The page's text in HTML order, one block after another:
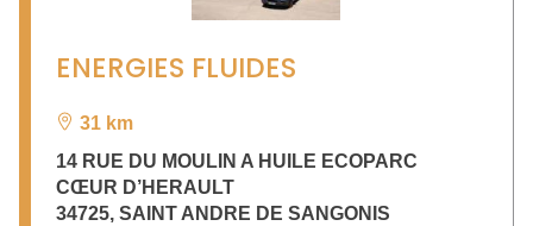
ENERGIES FLUIDES
31 km
14 RUE DU MOULIN A HUILE ECOPARC
CŒUR D’HERAULT
34725, SAINT ANDRE DE SANGONIS